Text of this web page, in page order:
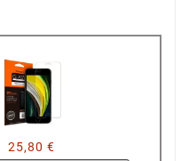
25,80 €